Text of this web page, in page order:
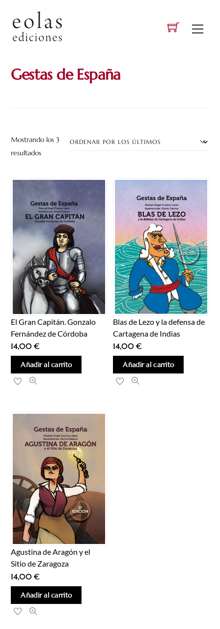
content
Gestas de España
Mostrando los 3
resultadosOrdenado
los
El Gran Capitán. Gonzalo
Fernández de Córdoba
14,00€
Añadir al carrito
Blas de Lezo y la defensa de
Cartagena de Indias
14,00€
Añadir al carrito
Agustina de Aragón y el
Sitio de Zaragoza
14,00€
Añadir al carrito